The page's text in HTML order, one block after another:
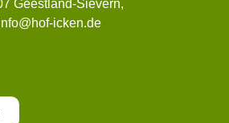
Geestland-Sievern,
icken.de